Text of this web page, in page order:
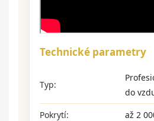
Technické parametry
Typ:
do
Pokrytí:
až 2